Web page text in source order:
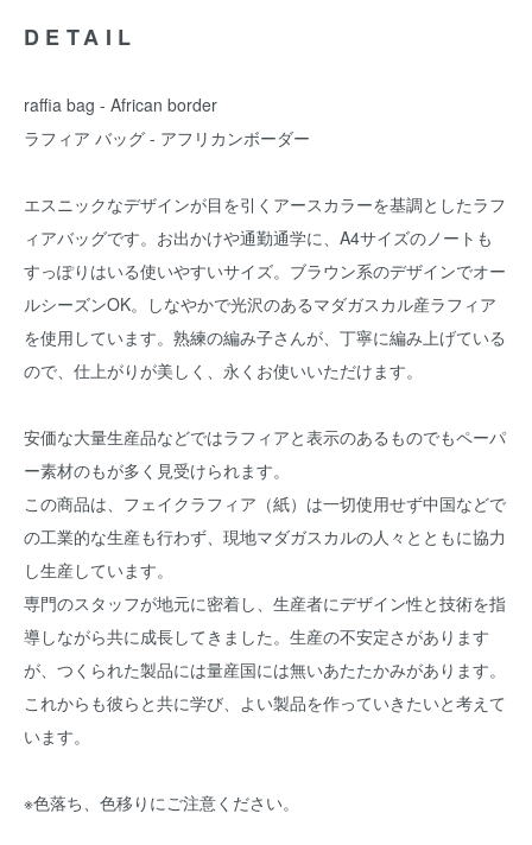
DETAIL
raffia bag - African border
ラフィア バッグ - アフリカンボーダー
エスニックなデザインが目を引くアースカラーを基調としたラフ
ィアバッグです。お出かけや通勤通学に、A4サイズのノートも
すっぽりはいる使いやすいサイズ。ブラウン系のデザインでオー
ルシーズンOK。しなやかで光沢のあるマダガスカル産ラフィア
を使用しています。熟練の編み子さんが、丁寧に編み上げている
ので、仕上がりが美しく、永くお使いいただけます。
安価な大量生産品などではラフィアと表示のあるものでもペーパ
ー素材のもが多く見受けられます。
この商品は、フェイクラフィア（紙）は一切使用せず中国などで
の工業的な生産も行わず、現地マダガスカルの人々とともに協力
し生産しています。
専門のスタッフが地元に密着し、生産者にデザイン性と技術を指
導しながら共に成長してきました。生産の不安定さがあります
が、つくられた製品には量産国には無いあたたかみがあります。
これからも彼らと共に学び、よい製品を作っていきたいと考えて
います。
※色落ち、色移りにご注意ください。